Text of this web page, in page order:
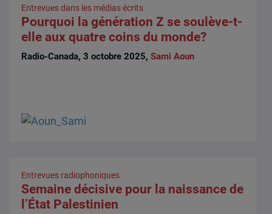
Entrevues dans les médias écrits
Pourquoi la génération Z se soulève-t-
elle aux quatre coins du monde?
Radio-Canada, 3 octobre 2025,Sami Aoun
Entrevues radiophoniques
Semaine décisive pour la naissance de
l’État Palestinien